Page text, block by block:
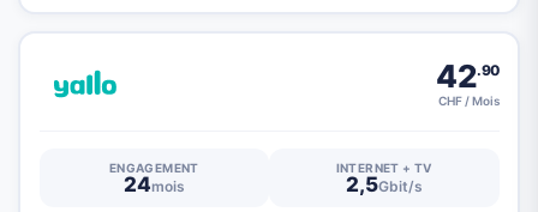
42.90
CHF / Mois
ENGAGEMENT
24mois
INTERNET + TV
2,5Gbit/s